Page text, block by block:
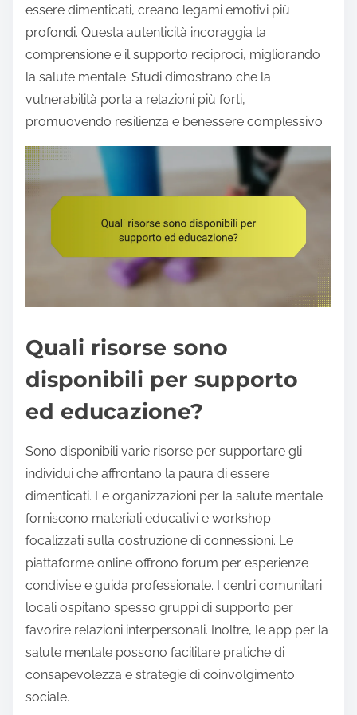
essere dimenticati, creano legami emotivi più
profondi. Questa autenticità incoraggia la
comprensione e il supporto reciproci, migliorando
la salute mentale. Studi dimostrano che la
vulnerabilità porta a relazioni più forti,
promuovendo resilienza e benessere complessivo.
Quali risorse sono
disponibili per supporto
ed educazione?
Sono disponibili varie risorse per supportare gli
individui che affrontano la paura di essere
dimenticati. Le organizzazioni per la salute mentale
forniscono materiali educativi e workshop
focalizzati sulla costruzione di connessioni. Le
piattaforme online offrono forum per esperienze
condivise e guida professionale. I centri comunitari
locali ospitano spesso gruppi di supporto per
favorire relazioni interpersonali. Inoltre, le app per la
salute mentale possono facilitare pratiche di
consapevolezza e strategie di coinvolgimento
sociale.